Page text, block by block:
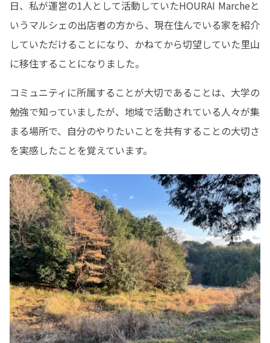
日、私が運営の1人として活動していたHOURAI Marcheと
いうマルシェの出店者の方から、現在住んでいる家を紹介
していただけることになり、かねてから切望していた里山
に移住することになりました。
コミュニティに所属することが大切であることは、大学の
勉強で知っていましたが、地域で活動されている人々が集
まる場所で、自分のやりたいことを共有することの大切さ
を実感したことを覚えています。